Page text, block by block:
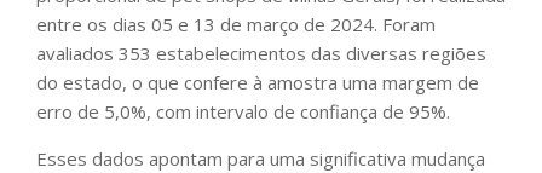
entre os dias 05 e 13 de março de 2024. Foram
avaliados 353 estabelecimentos das diversas regiões
do estado, o que confere à amostra uma margem de
erro de 5,0%, com intervalo de confiança de 95%.
Esses dados apontam para uma significativa mudança